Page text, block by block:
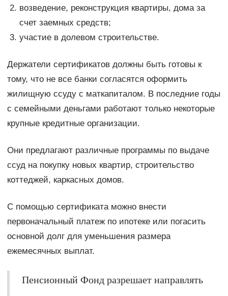
возведение, реконструкция квартиры, дома за
счет заемных средств;
участие в долевом строительстве.
Держатели сертификатов должны быть готовы к
тому, что не все банки согласятся оформить
жилищную ссуду с маткапиталом. В последние годы
с семейными деньгами работают только некоторые
крупные кредитные организации.
Они предлагают различные программы по выдаче
ссуд на покупку новых квартир, строительство
коттеджей, каркасных домов.
С помощью сертификата можно внести
первоначальный платеж по ипотеке или погасить
основной долг для уменьшения размера
ежемесячных выплат.
Пенсионный Фонд разрешает направлять